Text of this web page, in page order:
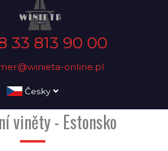
33 813 90 00
online.pl
Česky
viněty - Estonsko